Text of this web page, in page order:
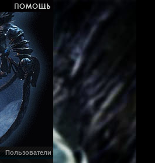
Пользователи